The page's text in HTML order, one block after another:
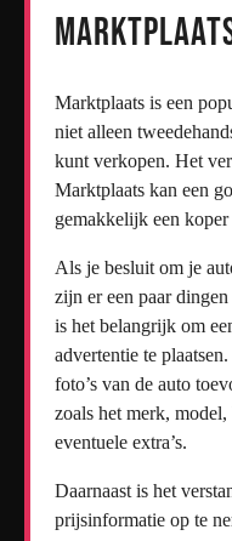
Marktplaats is een
niet alleen
kunt verkopen. Het
Marktplaats kan een
gemakkelijk een
Als je besluit om je
zijn er een paar
is het belangrijk om
advertentie te
foto’s van de auto
zoals het merk,
eventuele extra’s.
Daarnaast is het
prijsinformatie op te